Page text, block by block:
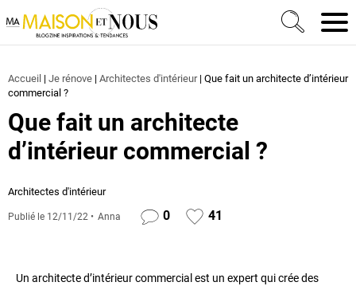
Ma Maison et Nous Construction, rénovation &
Accueil | Je rénove | Architectes d'intérieur| Que fait un architecte d’intérieur
commercial ?
Que fait un architecte
d’intérieur commercial ?
Architectes d'intérieur
Publié le 12/11/22 Anna 0 41
Un architecte d’intérieur commercial est un expert qui crée des